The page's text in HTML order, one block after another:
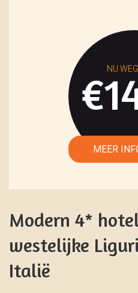
Modern 4*
westelijke
Italië